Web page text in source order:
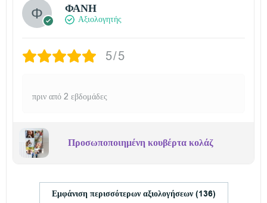
ΦΑΝΗ
Αξιολογητής
5/5
πριν από 2 εβδομάδες
Προσωποποιημένη κουβέρτα κολάζ
Εμφάνιση περισσότερων αξιολογήσεων (136)